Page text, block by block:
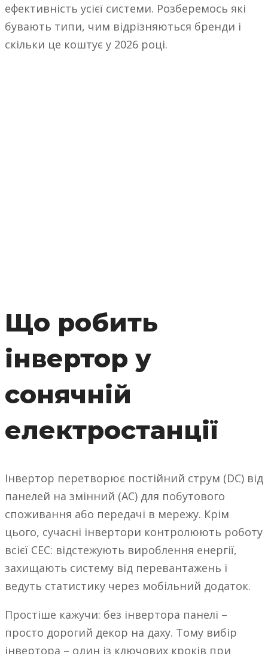
ефективність усієї системи. Розберемось які
бувають типи, чим відрізняються бренди і
скільки це коштує у 2026 році.
Що робить
інвертор у
сонячній
електростанції
Інвертор перетворює постійний струм (DC) від
панелей на змінний (AC) для побутового
споживання або передачі в мережу. Крім
цього, сучасні інвертори контролюють роботу
всієї СЕС: відстежують вироблення енергії,
захищають систему від перевантажень і
ведуть статистику через мобільний додаток.
Простіше кажучи: без інвертора панелі –
просто дорогий декор на даху. Тому вибір
інвертора – один із ключових кроків при